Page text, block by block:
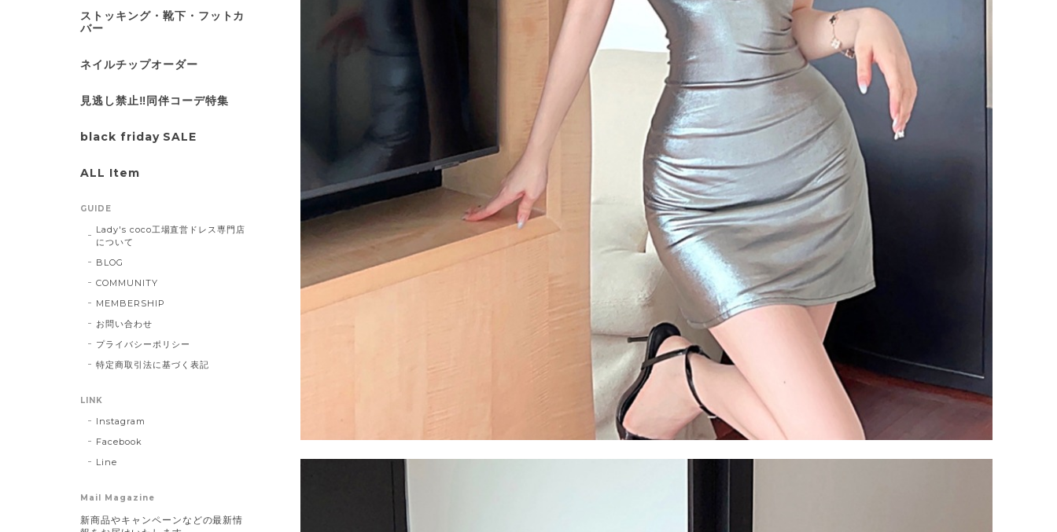
ストッキング・靴下・フットカ
バー
ネイルチップオーダー
見逃し禁止‼同伴コーデ特集
black friday SALE
ALL Item
GUIDE
Lady's coco工場直営ドレス専門店
について
BLOG
COMMUNITY
MEMBERSHIP
お問い合わせ
プライバシーポリシー
特定商取引法に基づく表記
LINK
Instagram
Facebook
Line
Mail Magazine
新商品やキャンペーンなどの最新情